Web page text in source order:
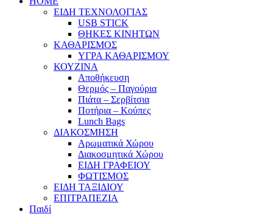
ΕΙΔΗ ΤΕΧΝΟΛΟΓΙΑΣ
USB STICK
ΘΗΚΕΣ ΚΙΝΗΤΩΝ
ΚΑΘΑΡΙΣΜΟΣ
ΥΓΡΑ ΚΑΘΑΡΙΣΜΟΥ
ΚΟΥΖΙΝΑ
Αποθήκευση
Θερμός – Παγούρια
Πιάτα – Σερβίτσια
Ποτήρια – Κούπες
Lunch Bags
ΔΙΑΚΟΣΜΗΣΗ
Αρωματικά Χώρου
Διακοσμητικά Χώρου
ΕΙΔΗ ΓΡΑΦΕΙΟΥ
ΦΩΤΙΣΜΟΣ
ΕΙΔΗ ΤΑΞΙΔΙΟΥ
ΕΠΙΤΡΑΠΕΖΙΑ
Παιδί